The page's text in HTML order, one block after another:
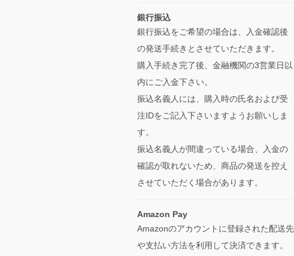
銀行振込
銀行振込をご希望の場合は、入金確認後
の発送手続きとさせていただきます。
購入手続き完了後、金融機関の3営業日以
内にご入金下さい。
振込名義人には、購入時の氏名および受
注IDをご記入下さいますようお願いしま
す。
振込名義人が間違っている場合、入金の
確認が取れないため、商品の発送を控え
させていただく場合があります。
Amazon Pay
Amazonのアカウントに登録された配送先
や支払い方法を利用して決済できます。